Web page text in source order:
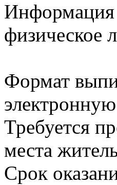
Информация
физическое
Формат
Требуется
места
Срок